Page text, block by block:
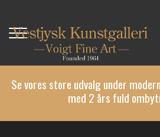
hovedindhold
Se vores store udvalg under
med 2 års fuld